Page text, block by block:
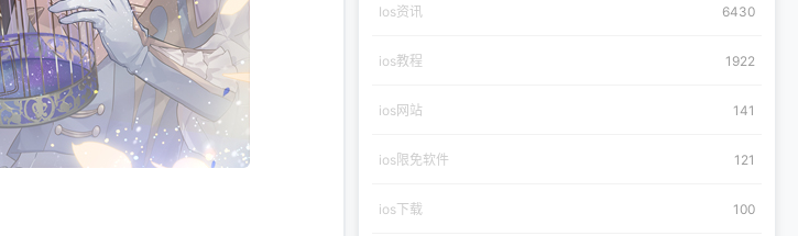
Ios资讯 6430
ios教程 1922
ios网站 141
ios限免软件 121
ios下载 100